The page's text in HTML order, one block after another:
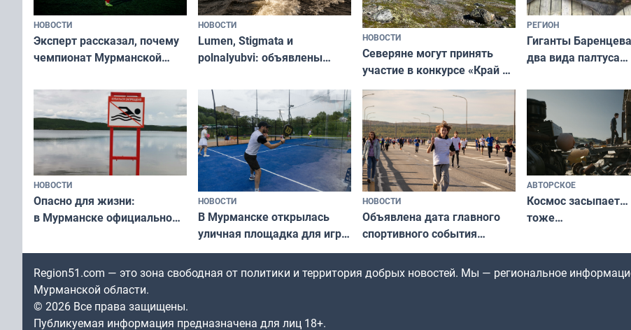
НОВОСТИ
Эксперт рассказал, почему
чемпионат Мурманской
незамеченным
НОВОСТИ
Lumen, Stigmata и
polnalyubvi: объявлены
«Имандра» в 2026 года
НОВОСТИ
Северяне могут принять
участие в конкурсе «Край у
северной границы: фотогид
по Печенгскому округу»
РЕГИОН
Гиганты
два вида палтуса
НОВОСТИ
Опасно для жизни:
в Мурманске официально
в городских водоёмах
НОВОСТИ
В Мурманске открылась
уличная площадка для игры
в падел
НОВОСТИ
Объявлена дата главного
спортивного события
Заполярья: как зарождался
фестиваль «Гольфстрим»
АВТОРСКОЕ
Космос засыпает…
тоже…
Region51.com — это зона свободная от политики и территория добрых новостей. Мы — региональное
Мурманской области.
© 2026 Все права защищены.
Публикуемая информация предназначена для лиц 18+.